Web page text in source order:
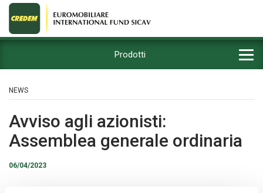
Prodotti
NEWS
Avviso agli azionisti:
Assemblea generale ordinaria
06/04/2023